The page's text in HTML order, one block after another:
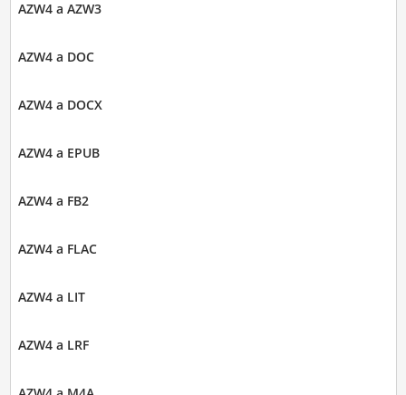
AZW4 a AZW3
AZW4 a DOC
AZW4 a DOCX
AZW4 a EPUB
AZW4 a FB2
AZW4 a FLAC
AZW4 a LIT
AZW4 a LRF